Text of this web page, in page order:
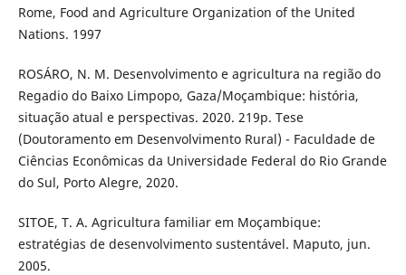
Rome, Food and Agriculture Organization of the United
Nations. 1997
ROSÁRO, N. M. Desenvolvimento e agricultura na região do
Regadio do Baixo Limpopo, Gaza/Moçambique: história,
situação atual e perspectivas. 2020. 219p. Tese
(Doutoramento em Desenvolvimento Rural) - Faculdade de
Ciências Econômicas da Universidade Federal do Rio Grande
do Sul, Porto Alegre, 2020.
SITOE, T. A. Agricultura familiar em Moçambique:
estratégias de desenvolvimento sustentável. Maputo, jun.
2005.